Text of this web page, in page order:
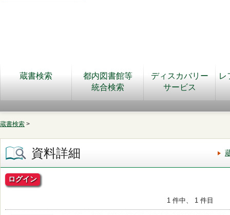
蔵書検索
都内図書館等
統合検索
ディスカバリー
サービス
レ
蔵書検索 >
資料詳細
ログイン
1 件中、 1 件目